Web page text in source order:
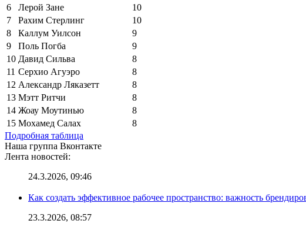
6
Лерой Зане
10
7
Рахим Стерлинг
10
8
Каллум Уилсон
9
9
Поль Погба
9
10 Давид Сильва
8
11 Серхио Агуэро
8
12 Александр Ляказетт
8
13 Мэтт Ритчи
8
14 Жоау Моутинью
8
15 Мохамед Салах
8
Подробная таблица
Наша группа Вконтакте
Лента новостей:
24.3.2026, 09:46
Как создать эффективное рабочее пространство: важность
23.3.2026, 08:57